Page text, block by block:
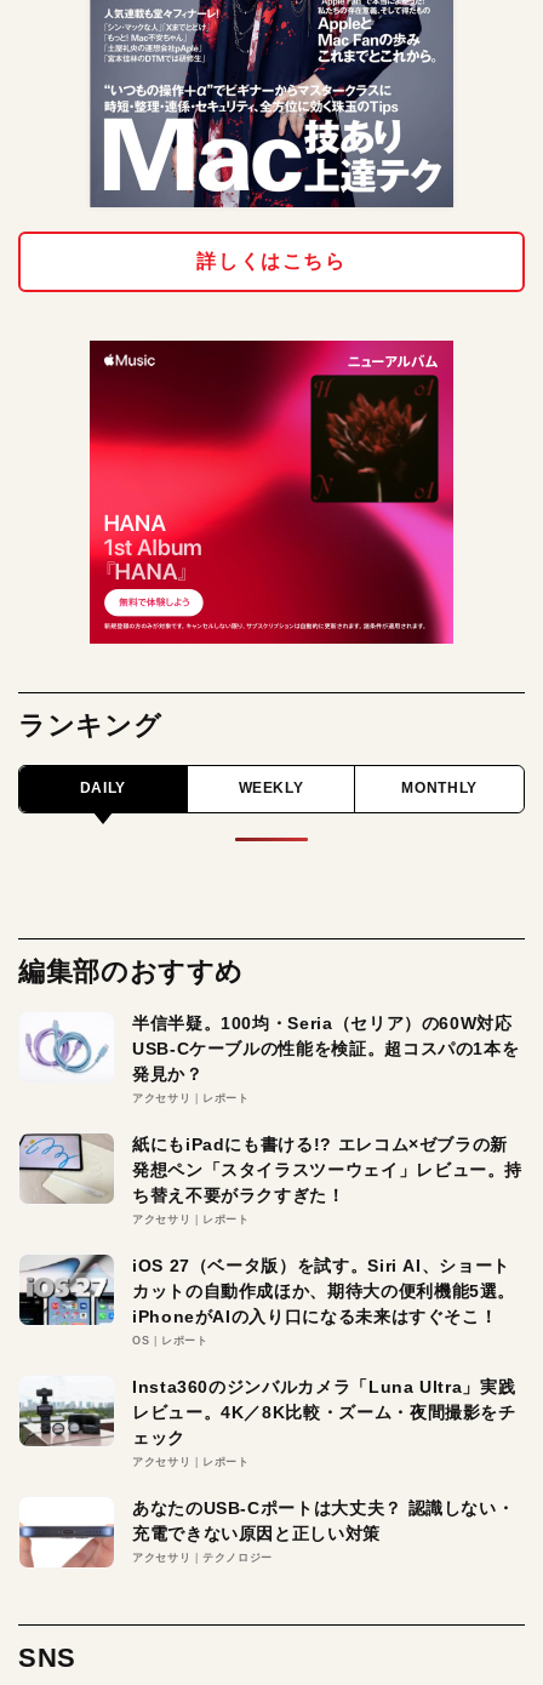
詳しくはこちら
ランキング
DAILY WEEKLY MONTHLY
編集部のおすすめ
半信半疑。100均・Seria（セリア）の60W対応
USB-Cケーブルの性能を検証。超コスパの1本を
発見か？
アクセサリ レポート
紙にもiPadにも書ける!? エレコム×ゼブラの新
発想ペン「スタイラスツーウェイ」レビュー。持
ち替え不要がラクすぎた！
アクセサリ レポート
iOS 27（ベータ版）を試す。Siri AI、ショート
カットの自動作成ほか、期待大の便利機能5選。
iPhoneがAIの入り口になる未来はすぐそこ！
OS レポート
Insta360のジンバルカメラ「Luna Ultra」実践
レビュー。4K／8K比較・ズーム・夜間撮影をチ
ェック
アクセサリ レポート
あなたのUSB-Cポートは大丈夫？ 認識しない・
充電できない原因と正しい対策
アクセサリ テクノロジー
SNS